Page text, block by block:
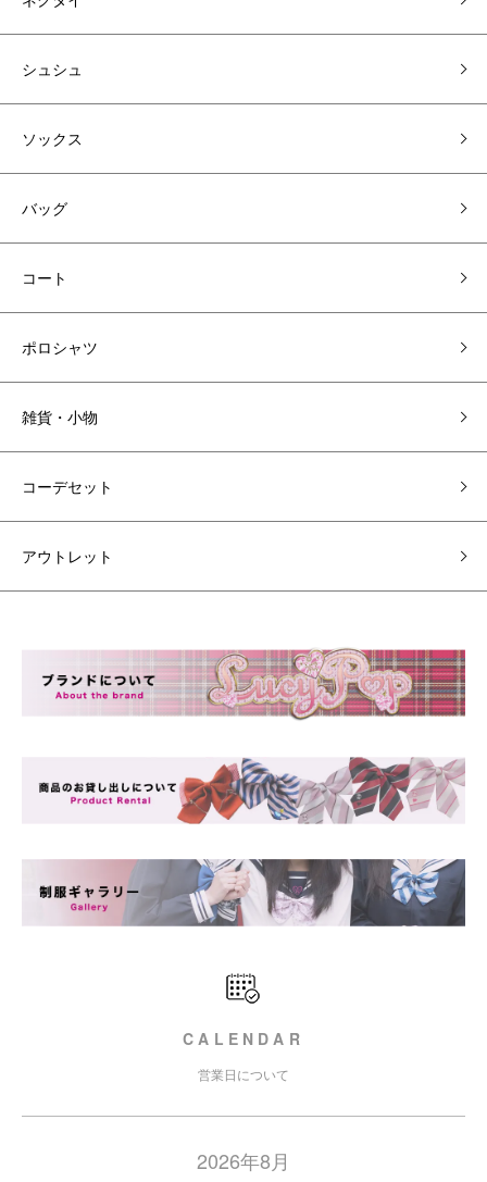
シュシュ
ソックス
バッグ
コート
ポロシャツ
雑貨・小物
コーデセット
アウトレット
CALENDAR
営業日について
2026年8月